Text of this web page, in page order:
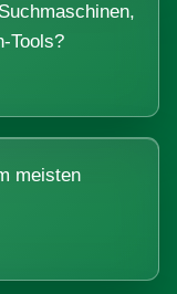
Tools?
meisten